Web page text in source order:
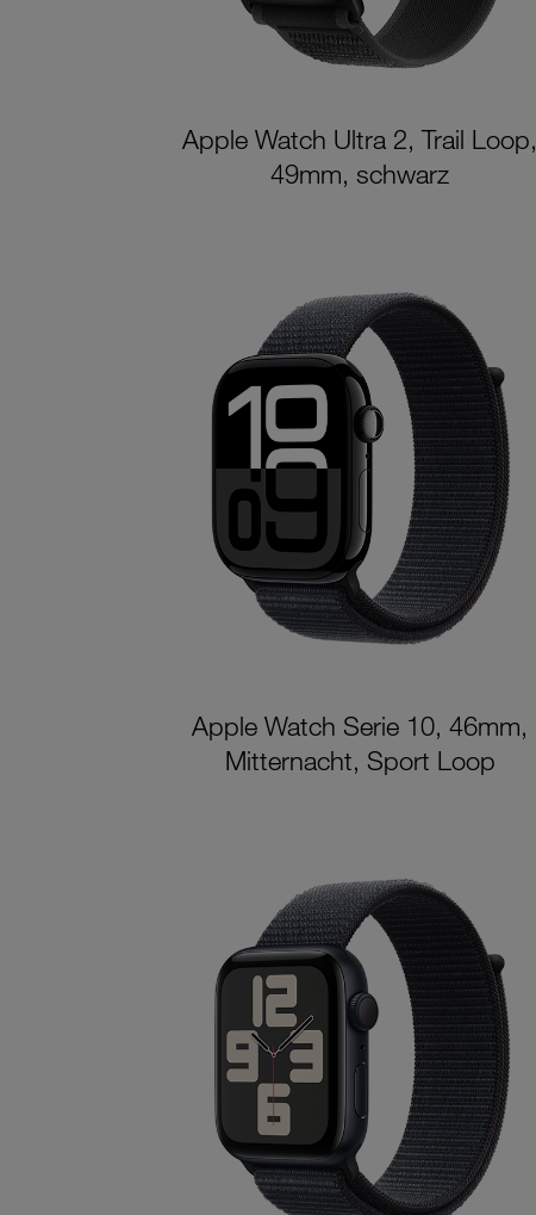
Apple Watch Ultra 2, Trail Loop,
49mm, schwarz
Apple Watch Serie 10, 46mm,
Mitternacht, Sport Loop